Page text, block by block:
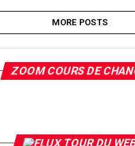
MORE POSTS
ZOOM COURS DE
TOUR DU